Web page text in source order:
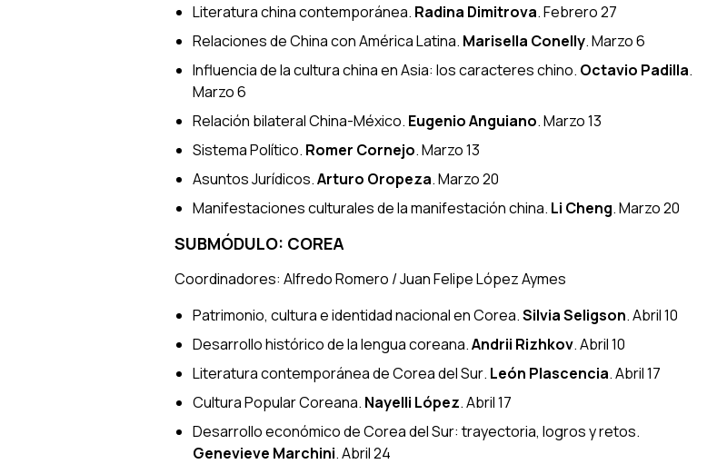
Literatura china contemporánea. Radina Dimitrova. Febrero 27
Relaciones de China con América Latina. Marisella Conelly. Marzo 6
Influencia de la cultura china en Asia: los caracteres chino. Octavio Padilla.
Marzo 6
Relación bilateral China-México. Eugenio Anguiano. Marzo 13
Sistema Político. Romer Cornejo. Marzo 13
Asuntos Jurídicos.Arturo Oropeza. Marzo 20
Manifestaciones culturales de la manifestación china. Li Cheng. Marzo 20
SUBMÓDULO: COREA
Coordinadores: Alfredo Romero / Juan Felipe López Aymes
Patrimonio, cultura e identidad nacional en Corea.Silvia Seligson. Abril 10
Desarrollo histórico de la lengua coreana.Andrii Rizhkov. Abril 10
Literatura contemporánea de Corea del Sur. León Plascencia. Abril 17
Cultura Popular Coreana. Nayelli López. Abril 17
Desarrollo económico de Corea del Sur: trayectoria, logros y retos.
Genevieve Marchini. Abril 24